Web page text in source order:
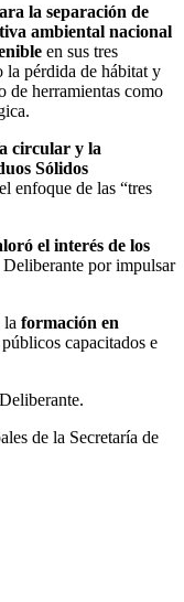
la separación de
ambiental nacional
en sus tres
la pérdida de hábitat y
de herramientas como
circular y la
Sólidos
enfoque de las “tres
el interés de los
por impulsar
la formación en
capacitados e
de la Secretaría de